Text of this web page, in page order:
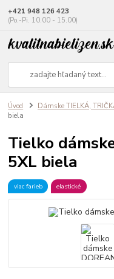
+421 948 126 423
(Po.-Pi. 10.00 - 15.00)
Úvod Dámske TIELKÁ,
biela
Tielko
5XL biela
viac farieb elastické